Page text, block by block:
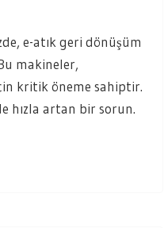
e-atık geri dönüşüm
makineler,
kritik öneme sahiptir.
hızla artan bir sorun.